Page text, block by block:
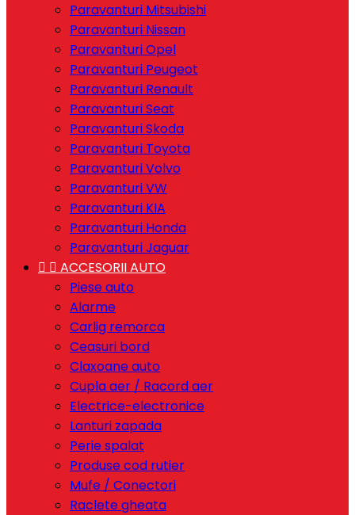
Paravanturi Mitsubishi
Paravanturi Nissan
Paravanturi Opel
Paravanturi Peugeot
Paravanturi Renault
Paravanturi Seat
Paravanturi Skoda
Paravanturi Toyota
Paravanturi Volvo
Paravanturi VW
Paravanturi KIA
Paravanturi Honda
Paravanturi Jaguar
  ACCESORII AUTO
Piese auto
Alarme
Carlig remorca
Ceasuri bord
Claxoane auto
Cupla aer / Racord aer
Electrice-electronice
Lanturi zapada
Perie spalat
Produse cod rutier
Mufe / Conectori
Raclete gheata